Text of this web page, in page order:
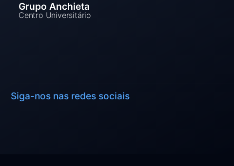
Grupo Anchieta
Centro Universitário
Siga-nos nas redes sociais